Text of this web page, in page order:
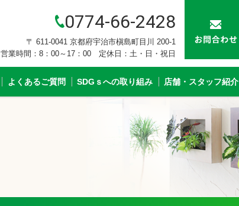
0774-66-2428
〒 611-0041 京都府宇治市槇島町目川 200-1
営業時間：8：00～17：00 定休日：土・日・祝日
よくあるご質問 SDGｓへの取り組み 店舗・スタッフ紹介